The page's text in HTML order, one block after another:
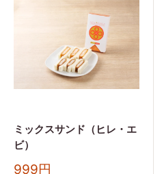
ミックスサンド（ヒレ・エ
ビ）
販
999円